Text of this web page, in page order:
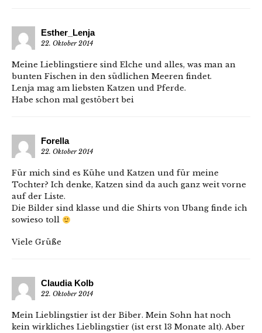
Esther_Lenja
22. Oktober 2014
Meine Lieblingstiere sind Elche und alles, was man an
bunten Fischen in den südlichen Meeren findet.
Lenja mag am liebsten Katzen und Pferde.
Habe schon mal gestöbert bei
Forella
22. Oktober 2014
Für mich sind es Kühe und Katzen und für meine
Tochter? Ich denke, Katzen sind da auch ganz weit vorne
auf der Liste.
Die Bilder sind klasse und die Shirts von Ubang finde ich
sowieso toll
Viele Grüße
Claudia Kolb
22. Oktober 2014
Mein Lieblingstier ist der Biber. Mein Sohn hat noch
kein wirkliches Lieblingstier (ist erst 13 Monate alt). Aber